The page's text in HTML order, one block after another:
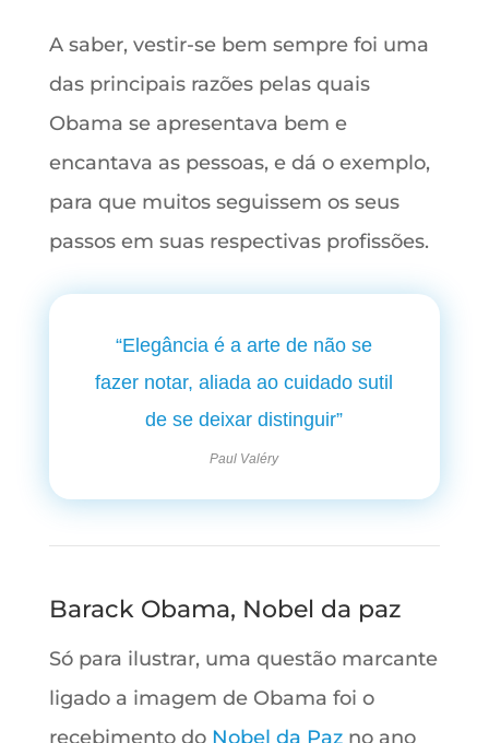
A saber, vestir-se bem sempre foi uma
das principais razões pelas quais
Obama se apresentava bem e
encantava as pessoas, e dá o exemplo,
para que muitos seguissem os seus
passos em suas respectivas profissões.
“Elegância é a arte de não se
fazer notar, aliada ao cuidado sutil
de se deixar distinguir”
Paul Valéry
Barack Obama, Nobel da paz
Só para ilustrar, uma questão marcante
ligado a imagem de Obama foi o
recebimento do Nobel da Pazno ano